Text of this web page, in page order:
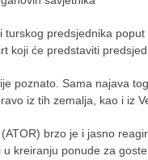
turskog predsjednika
koji će predstaviti
poznato. Sama najava
iz tih zemalja, kao i iz
brzo je i jasno
kreiranju ponude za